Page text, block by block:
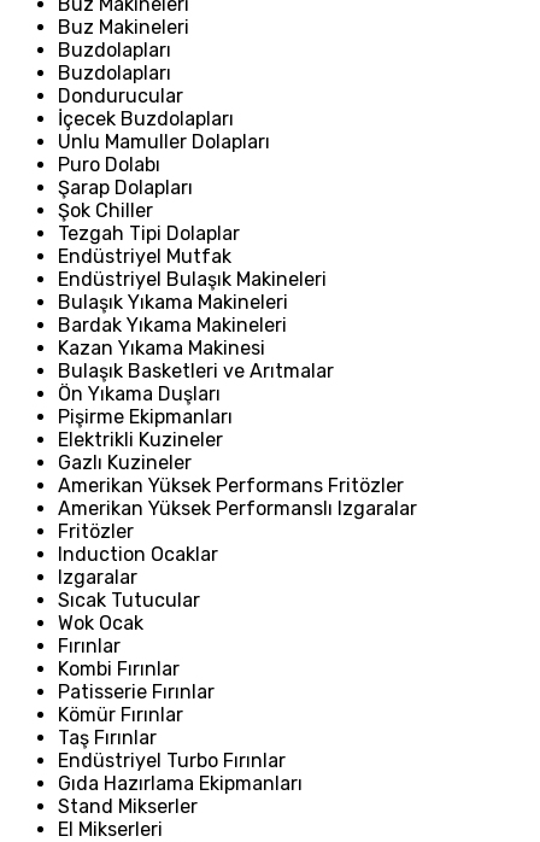
Buz Makineleri
Buzdolapları
Buzdolapları
Dondurucular
İçecek Buzdolapları
Unlu Mamuller Dolapları
Puro Dolabı
Şarap Dolapları
Şok Chiller
Tezgah Tipi Dolaplar
Endüstriyel Mutfak
Endüstriyel Bulaşık Makineleri
Bulaşık Yıkama Makineleri
Bardak Yıkama Makineleri
Kazan Yıkama Makinesi
Bulaşık Basketleri ve Arıtmalar
Ön Yıkama Duşları
Pişirme Ekipmanları
Elektrikli Kuzineler
Gazlı Kuzineler
Amerikan Yüksek Performans Fritözler
Amerikan Yüksek Performanslı Izgaralar
Fritözler
Induction Ocaklar
Izgaralar
Sıcak Tutucular
Wok Ocak
Fırınlar
Kombi Fırınlar
Patisserie Fırınlar
Kömür Fırınlar
Taş Fırınlar
Endüstriyel Turbo Fırınlar
Gıda Hazırlama Ekipmanları
Stand Mikserler
El Mikserleri